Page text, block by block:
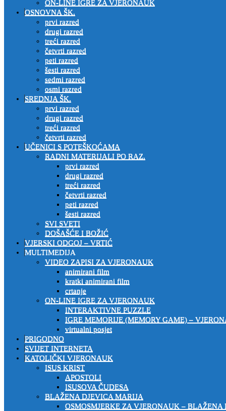
ON-LINE IGRE ZA VJERONAUK
OSNOVNA ŠK.
prvi razred
drugi razred
treći razred
četvrti razred
peti razred
šesti razred
sedmi razred
osmi razred
SREDNJA ŠK.
prvi razred
drugi razred
treći razred
četvrti razred
UČENICI S POTEŠKOĆAMA
RADNI MATERIJALI PO RAZ.
prvi razred
drugi razred
treći razred
četvrti razred
peti razred
šesti razred
SVI SVETI
DOŠAŠĆE I BOŽIĆ
VJERSKI ODGOJ – VRTIĆ
MULTIMEDIJA
VIDEO ZAPISI ZA VJERONAUK
animirani film
kratki animirani film
crtanje
ON-LINE IGRE ZA VJERONAUK
INTERAKTIVNE PUZZLE
IGRE MEMORIJE (MEMORY GAME) –
virtualni posjet
PRIGODNO
SVIJET INTERNETA
KATOLIČKI VJERONAUK
ISUS KRIST
APOSTOLI
ISUSOVA ČUDESA
BLAŽENA DJEVICA MARIJA
OSMOSMJERKE ZA VJERONAUK – BLAŽENA